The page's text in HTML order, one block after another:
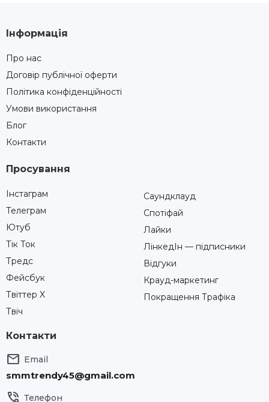
Інформація
Про нас
Договір публічної оферти
Політика конфіденційності
Умови використання
Блог
Контакти
Просування
Інстаграм
Телеграм
Ютуб
Тік Ток
Тредс
Фейсбук
Твіттер X
Твіч
Саундклауд
Спотіфай
Лайки
ЛінкедІн — підписники
Відгуки
Крауд-маркетинг
Покращення Трафіка
Контакти
 Email
smmtrendy45@gmail.com
 Телефон